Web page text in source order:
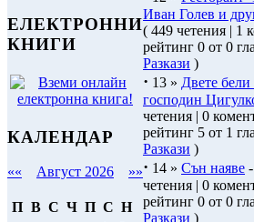
ЕЛЕКТРОННИ
КНИГИ
КАЛЕНДАР
«« Август 2026 »»
П В С Ч П С Н
Иван Голев и
( 449 четения | 1
рейтинг 0 от 0
Разкази )
· 13 » Двете бели
господин
четения | 0
рейтинг 5 от 1
Разкази )
· 14 » Сън наяве
четения | 0
рейтинг 0 от 0
Разкази )